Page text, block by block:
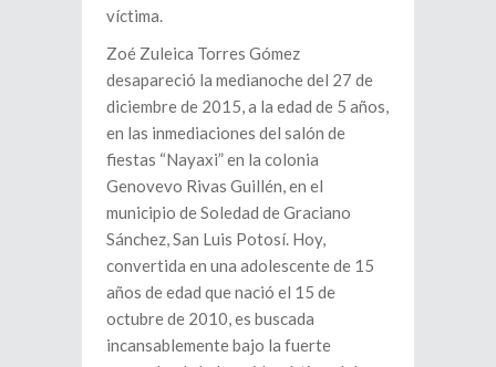
víctima.
Zoé Zuleica Torres Gómez
desapareció la medianoche del 27 de
diciembre de 2015, a la edad de 5 años,
en las inmediaciones del salón de
fiestas “Nayaxi” en la colonia
Genovevo Rivas Guillén, en el
municipio de Soledad de Graciano
Sánchez, San Luis Potosí. Hoy,
convertida en una adolescente de 15
años de edad que nació el 15 de
octubre de 2010, es buscada
incansablemente bajo la fuerte